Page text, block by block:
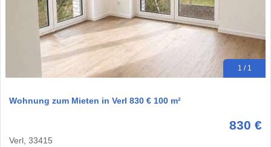
1 / 1
Wohnung zum Mieten in Verl 830 € 100 m²
830 €
Verl, 33415